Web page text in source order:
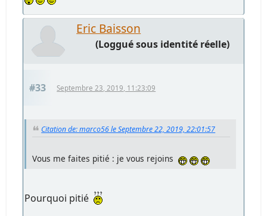
Eric Baisson
(Loggué sous identité réelle)
#33 Septembre 23, 2019, 11:23:09
Citation de: marco56 le Septembre 22, 2019, 22:01:57
Vous me faites pitié : je vous rejoins
Pourquoi pitié